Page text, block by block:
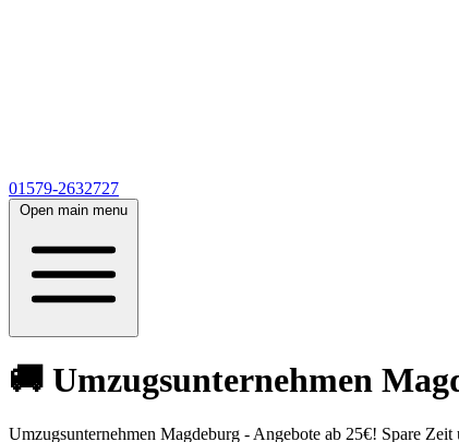
01579-2632727
Open main menu
🚚 Umzugsunternehmen
Umzugsunternehmen Magdeburg - Angebote ab 25€! Spare